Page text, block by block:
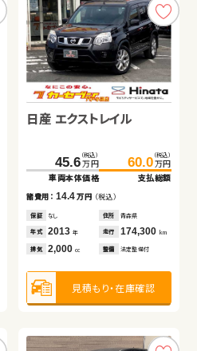
日産 エクストレイル
45.6 （税込）
万円
車両本体価格
60.0 （税込）
万円
支払総額
諸費用： 14.4万円 （税込）
保証 なし 住所 青森県
年式 2013年 走行 174,300 km
排気 2,000cc 整備 法定整備付
見積もり・在庫確認
トヨタ プリウスＰＨＶ
129.0 （税込）
万円
車両本体価格
141.2 （税込）
万円
支払総額
諸費用： 12.2万円 （税込）
保証 あり 住所 岡山県
年式 2017年 走行 90,600km
排気 1,800cc 整備 法定整備付
見積もり・在庫確認
トヨタ ヴォクシー
305.3万円
車両本体価格
諸費用：4.5 万円 （税込）
保証 あり 住所 北海道
排気 2,000cc 整備 法定整備付